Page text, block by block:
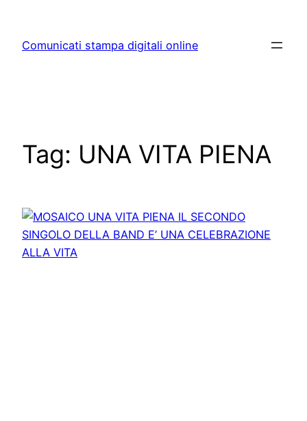
content
Comunicati stampa digitali online
Tag: UNA VITA PIENA